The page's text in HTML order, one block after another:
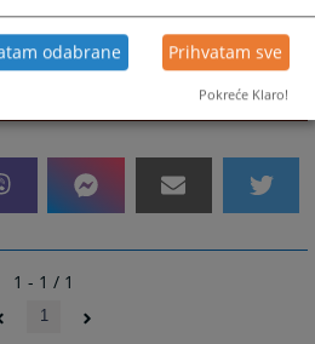
(«Sl.glasnik RS»broj:38/12)
1 - 1 / 1
1
odabrane Prihvatam sve
Pokreće Klaro!